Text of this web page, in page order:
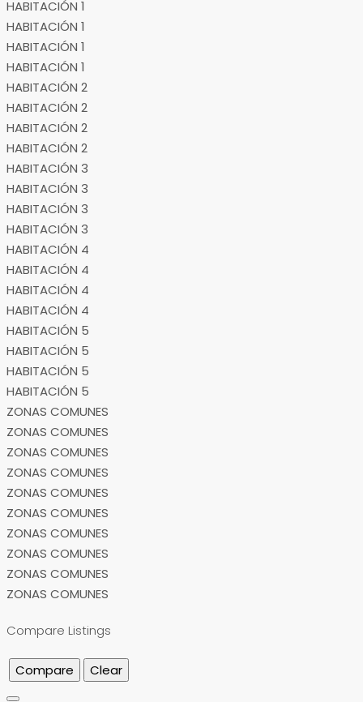
HABITACIÓN 1
HABITACIÓN 1
HABITACIÓN 1
HABITACIÓN 1
HABITACIÓN 2
HABITACIÓN 2
HABITACIÓN 2
HABITACIÓN 2
HABITACIÓN 3
HABITACIÓN 3
HABITACIÓN 3
HABITACIÓN 3
HABITACIÓN 4
HABITACIÓN 4
HABITACIÓN 4
HABITACIÓN 4
HABITACIÓN 5
HABITACIÓN 5
HABITACIÓN 5
HABITACIÓN 5
ZONAS COMUNES
ZONAS COMUNES
ZONAS COMUNES
ZONAS COMUNES
ZONAS COMUNES
ZONAS COMUNES
ZONAS COMUNES
ZONAS COMUNES
ZONAS COMUNES
ZONAS COMUNES
Compare Listings
Compare Clear